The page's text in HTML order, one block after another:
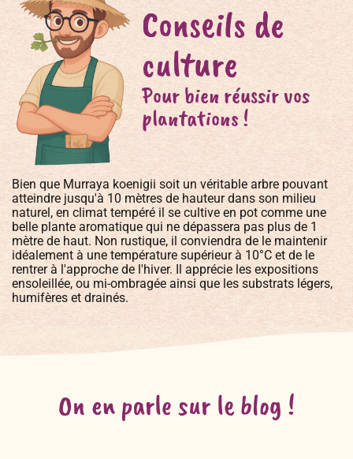
Conseils de
culture
Pour bien réussir vos
plantations !
Bien que Murraya koenigii soit un véritable arbre pouvant
atteindre jusqu'à 10 mètres de hauteur dans son milieu
naturel, en climat tempéré il se cultive en pot comme une
belle plante aromatique qui ne dépassera pas plus de 1
mètre de haut. Non rustique, il conviendra de le maintenir
idéalement à une température supérieur à 10°C et de le
rentrer à l'approche de l'hiver. Il apprécie les expositions
ensoleillée, ou mi-ombragée ainsi que les substrats légers,
humifères et drainés.
On en parle sur le blog !